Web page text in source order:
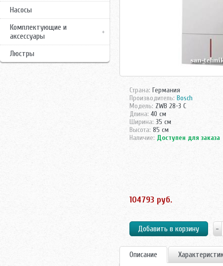
Насосы
Комплектующие и
аксессуары
Люстры
Страна: Германия
Производитель: Bosch
Модель: ZWB 28-3 C
Длина: 40 см
Ширина: 35 см
Высота: 85 см
Наличие: Доступен для заказа
104793 руб.
Описание